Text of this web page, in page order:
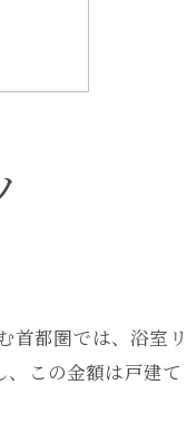
夫
都圏では、浴室
この金額は戸建